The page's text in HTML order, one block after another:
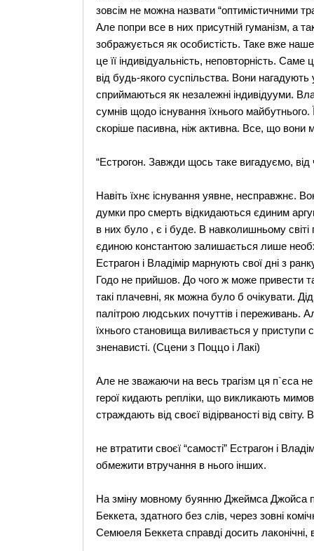
зовсім не можна назвати “оптимістичними
Але попри все в них присутній гуманізм, а
зображується як особистість. Таке вже
це її індивідуальність, неповторність. Саме
від будь-якого суспільства. Вони
сприймаються як незалежні індивідууми.
сумнів щодо існування їхнього
скоріше пасивна, ніж активна. Все, що вони
“Естрогон. Завжди щось таке вигадуємо, від
Навіть їхнє існування уявне, несправжнє.
думки про смерть відкидаються єдиним
в них було , є і буде. В навколишньому світі
єдиною константою залишається лише
Естрагон і Владімір марнують свої дні з
Годо не прийшов. До чого ж може привести
такі плачевні, як можна було б очікувати.
палітрою людських почуттів і переживань.
їхнього становища виливається у приступи
зненависті. (Сцени з Поццо і Лакі)
Але не зважаючи на весь трагізм ця п`єса
герої кидають репліки, що викликають
страждають від своєї відірваності від
не втратити своєї “самості” Естрагон і
обмежити втручання в нього інших.
На зміну мовному буянню Джеймса Джойса
Беккета, здатного без слів, через зовні
Семюеля Беккета справді досить лаконічні,